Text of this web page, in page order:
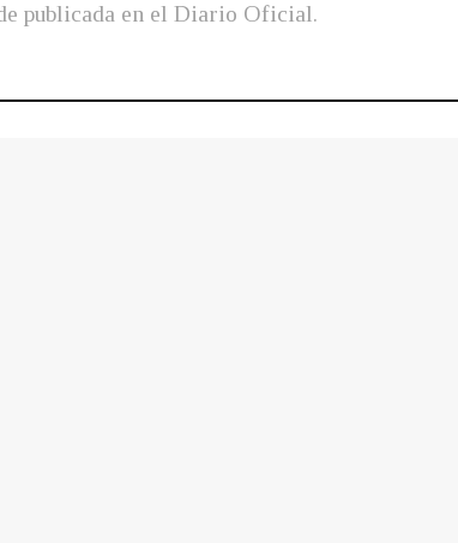
publicada en el Diario Oficial.